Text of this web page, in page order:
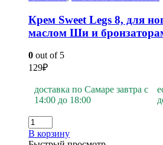
Крем Sweet Legs 8, для
маслом Ши и
0 out of 5
129₽
доставка по Самаре завтра с
14:00 до 18:00
В корзину